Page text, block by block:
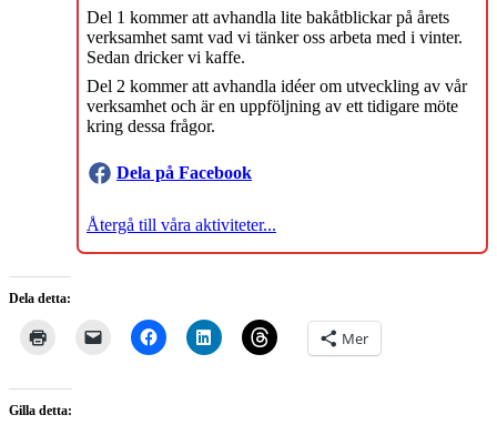
Del 1 kommer att avhandla lite bakåtblickar på årets
verksamhet samt vad vi tänker oss arbeta med i vinter.
Sedan dricker vi kaffe.
Del 2 kommer att avhandla idéer om utveckling av vår
verksamhet och är en uppföljning av ett tidigare möte
kring dessa frågor.
Dela på Facebook
Återgå till våra aktiviteter...
Dela detta:
Mer
Gilla detta: